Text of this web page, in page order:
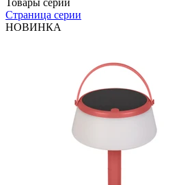
Товары серии
Страница серии
НОВИНКА